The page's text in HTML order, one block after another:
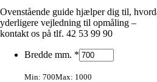
Ovenstående guide hjælper dig til,
yderligere vejledning til opmåling –
kontakt os på tlf. 42 53 99 90
Bredde mm. *
Min: 700Max: 1000